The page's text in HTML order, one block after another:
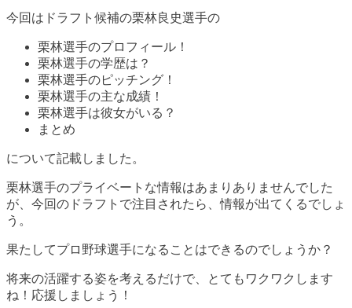
今回はドラフト候補の栗林良史選手の
栗林選手のプロフィール！
栗林選手の学歴は？
栗林選手のピッチング！
栗林選手の主な成績！
栗林選手は彼女がいる？
まとめ
について記載しました。
栗林選手のプライベートな情報はあまりありませんでした
が、今回のドラフトで注目されたら、情報が出てくるでしょ
う。
果たしてプロ野球選手になることはできるのでしょうか？
将来の活躍する姿を考えるだけで、とてもワクワクします
ね！応援しましょう！